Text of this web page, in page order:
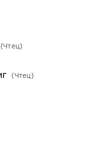
(Чтец)
(Чтец)